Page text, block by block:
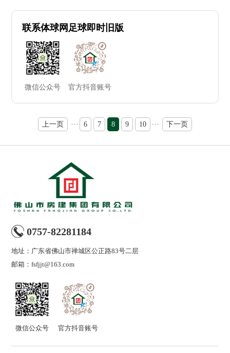
联系体球网足球即时旧版
微信公众号 官方抖音账号
上一页 ··· 6 7 8 9 10 ··· 下一页
0757-82281184
地址：广东省佛山市禅城区公正路83号二层
邮箱：fsfjjt@163.com
微信公众号 官方抖音账号